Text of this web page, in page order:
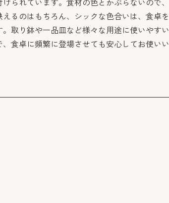
られています。食材の色とかぶらないので、
るのはもちろん、シックな色合いは、食卓を
取り鉢や一品皿など様々な用途に使いやすい
食卓に頻繁に登場させても安心してお使いい